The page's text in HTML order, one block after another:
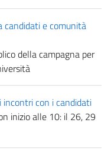
candidati e comunità
della campagna per
incontri con i candidati
inizio alle 10: il 26, 29